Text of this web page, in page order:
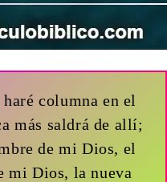
columna en el
más saldrá de allí;
de mi Dios, el
mi Dios, la nueva